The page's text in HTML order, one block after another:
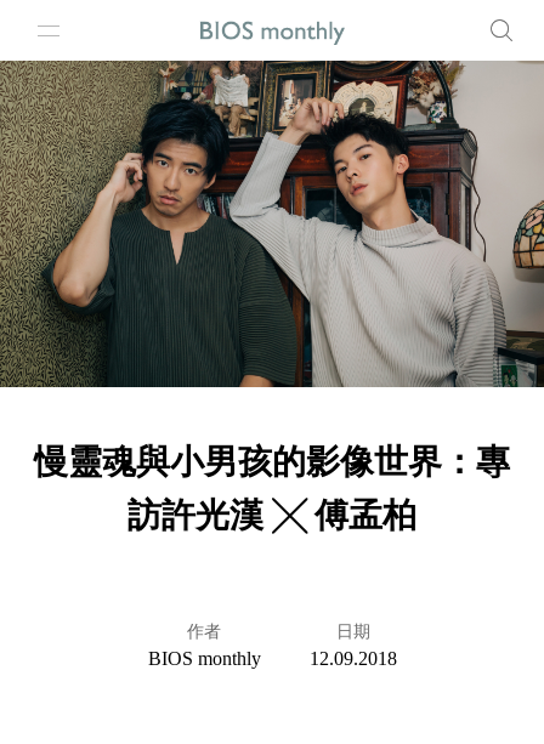
慢靈魂與小男孩的影像世界：專
訪許光漢 ╳ 傅孟柏
作者
BIOS monthly
日期
12.09.2018